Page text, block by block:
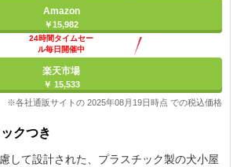
Amazon
￥15,982
24時間タイムセー
ル毎日開催中
楽天市場
￥ 15,533
※各社通販サイトの 2025年08月19日時点 での税込価格
クつき
して設計された、プラスチック製の犬小屋